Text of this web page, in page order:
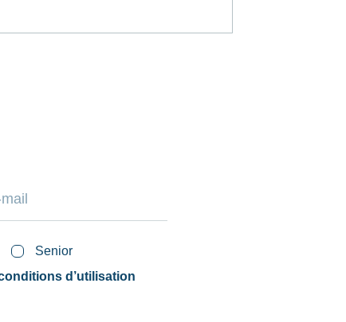
Senior
d’utilisation